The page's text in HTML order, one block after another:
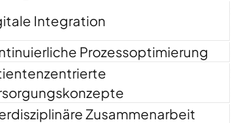
Integration
Prozessoptimierung
Zusammenarbeit